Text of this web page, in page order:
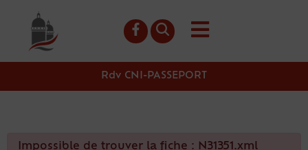
principal
Rdv CNI-PASSEPORT
Impossible de trouver la fiche : N31351.xml